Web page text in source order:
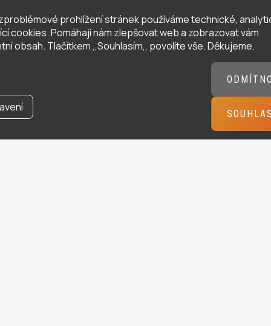
prohlížení stránek používáme technické,
cookies. Pomáhají nám zlepšovat web a zobrazovat vám
obsah. Tlačítkem ,,Souhlasím,, povolíte vše. Děkujeme.